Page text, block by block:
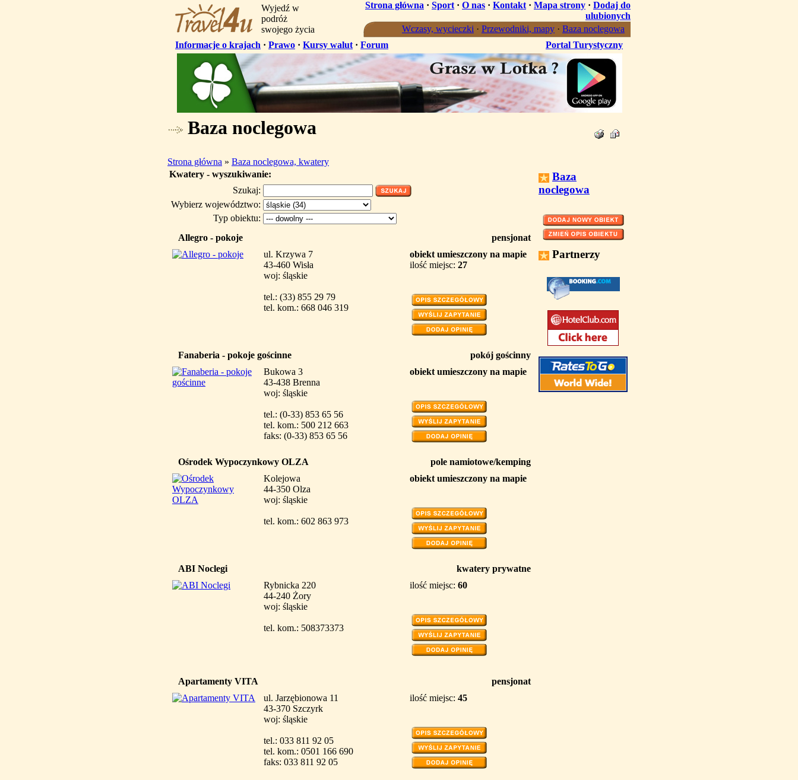
Wyjedź w
podróż
swojego życia
Strona główna · Sport · O nas · Kontakt · Mapa strony · Dodaj do
ulubionych
Wczasy, wycieczki · Przewodniki, mapy · Baza noclegowa
Informacje o krajach · Prawo · Kursy walut · Forum Portal Turystyczny
Baza noclegowa
Strona główna » Baza noclegowa, kwatery
Kwatery - wyszukiwanie:
Szukaj:
Wybierz województwo:
Typ obiektu:
Allegro - pokoje
pensjonat
ul. Krzywa 7
43-460 Wisła
woj: śląskie
tel.: (33) 855 29 79
tel. kom.: 668 046 319
obiekt umieszczony na mapie
ilość miejsc: 27
Fanaberia - pokoje gościnne
pokój gościnny
Bukowa 3
43-438 Brenna
woj: śląskie
tel.: (0-33) 853 65 56
tel. kom.: 500 212 663
faks: (0-33) 853 65 56
obiekt umieszczony na mapie
Ośrodek Wypoczynkowy OLZA
pole namiotowe/kemping
Kolejowa
44-350 Olza
woj: śląskie
tel. kom.: 602 863 973
obiekt umieszczony na mapie
ABI Noclegi
kwatery prywatne
Rybnicka 220
44-240 Żory
woj: śląskie
tel. kom.: 508373373
ilość miejsc: 60
Apartamenty VITA
pensjonat
ul. Jarzębionowa 11
43-370 Szczyrk
woj: śląskie
tel.: 033 811 92 05
tel. kom.: 0501 166 690
faks: 033 811 92 05
ilość miejsc: 45
Baza
noclegowa
Partnerzy